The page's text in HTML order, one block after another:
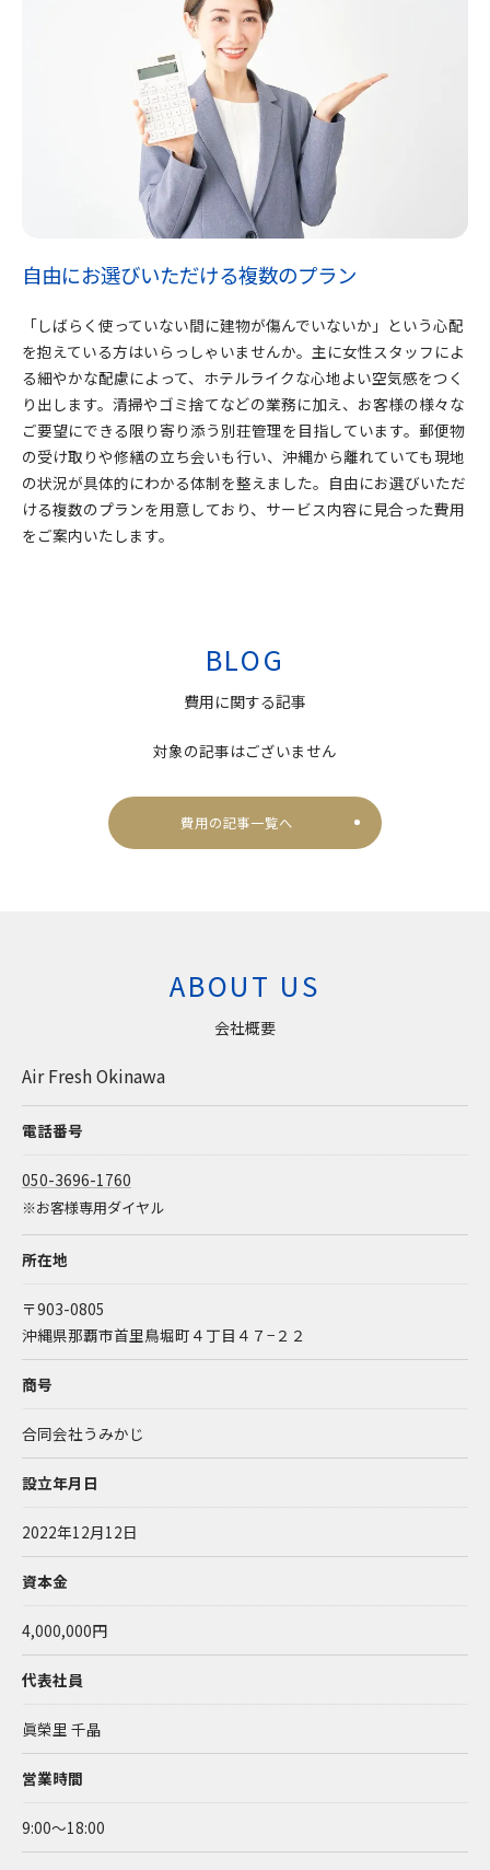
自由にお選びいただける複数のプラン
「しばらく使っていない間に建物が傷んでいないか」という心配
を抱えている方はいらっしゃいませんか。主に女性スタッフによ
る細やかな配慮によって、ホテルライクな心地よい空気感をつく
り出します。清掃やゴミ捨てなどの業務に加え、お客様の様々な
ご要望にできる限り寄り添う別荘管理を目指しています。郵便物
の受け取りや修繕の立ち会いも行い、沖縄から離れていても現地
の状況が具体的にわかる体制を整えました。自由にお選びいただ
ける複数のプランを用意しており、サービス内容に見合った費用
をご案内いたします。
費用に関する記事
BLOG
対象の記事はございません
費用の記事一覧へ
会社概要
ABOUT US
Air Fresh Okinawa
電話番号
050-3696-1760
※お客様専用ダイヤル
所在地
〒903-0805
沖縄県那覇市首里鳥堀町４丁目４７−２２
商号
合同会社うみかじ
設立年月日
2022年12月12日
資本金
4,000,000円
代表社員
眞榮里 千晶
営業時間
9:00～18:00